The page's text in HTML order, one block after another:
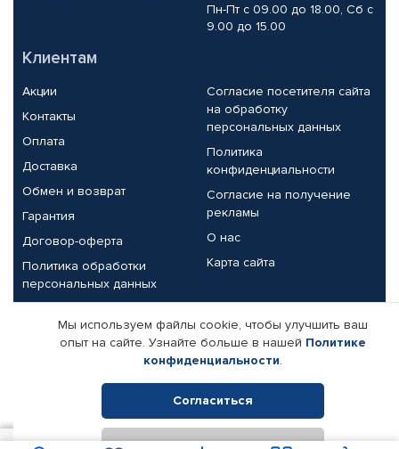
Пн-Пт с 09.00 до 18.00, Сб с
9.00 до 15.00
Клиентам
Акции
Контакты
Оплата
Доставка
Обмен и возврат
Гарантия
Договор-оферта
Политика обработки
персональных данных
Согласие посетителя сайта
на обработку
персональных данных
Политика
конфиденциальности
Согласие на получение
рекламы
О нас
Карта сайта
Партнерам
Корпоративным клиентам
Поставщикам
Реквизиты компании
Мы используем файлы cookie, чтобы улучшить ваш
опыт на сайте. Узнайте больше в нашей Политике
конфиденциальности.
Согласиться
Отклонить